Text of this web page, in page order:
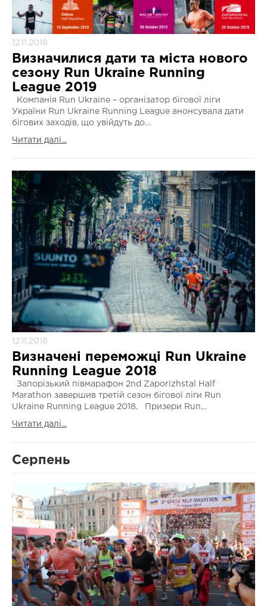
12.11.2018
Визначилися дати та міста нового
сезону Run Ukraine Running
League 2019
Компанія Run Ukraine – організатор бігової ліги
України Run Ukraine Running League анонсувала дати
бігових заходів, що увійдуть до…
Читати далі...
12.11.2018
Визначені переможці Run Ukraine
Running League 2018
Запорізький півмарафон 2nd Zaporizhstal Half
Marathon завершив третій сезон бігової ліги Run
Ukraine Running League 2018. Призери Run…
Читати далі...
Серпень